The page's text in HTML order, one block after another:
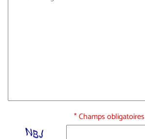
* Champs obligatoires